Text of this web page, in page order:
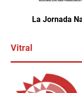
La Jornada
Vitral